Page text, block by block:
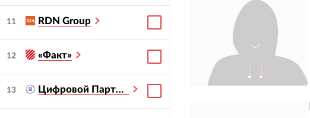
11 RDN Group
12 «Факт»
13 Цифровой Партнер